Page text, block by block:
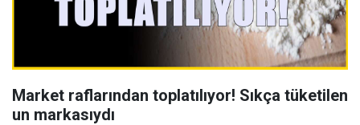
Market raflarından toplatılıyor! Sıkça tüketilen
un markasıydı